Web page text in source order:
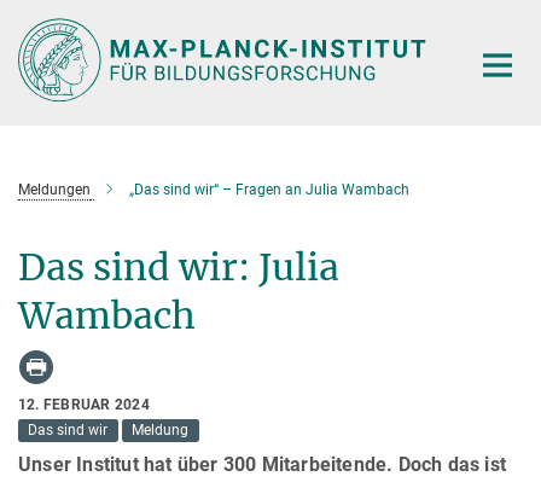
Hauptinhalt
Meldungen „Das sind wir“ – Fragen an Julia Wambach
Das sind wir: Julia
Wambach
12. FEBRUAR 2024
Das sind wir
Meldung
Unser Institut hat über 300 Mitarbeitende. Doch das ist